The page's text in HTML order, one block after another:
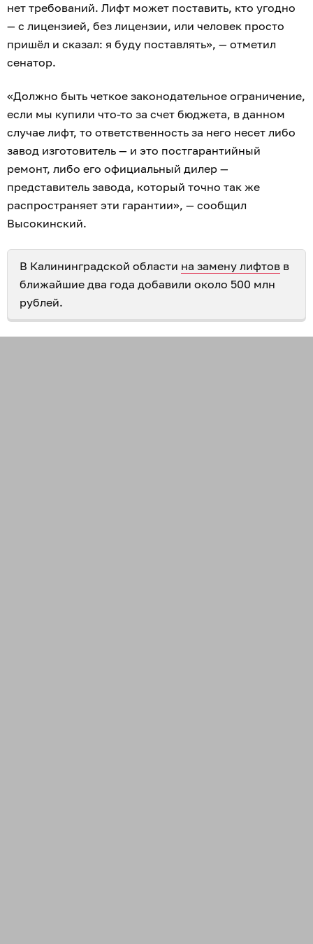
нет требований. Лифт может поставить, кто угодно
— с лицензией, без лицензии, или человек просто
пришёл и сказал: я буду поставлять», — отметил
сенатор.
«Должно быть четкое законодательное ограничение,
если мы купили что-то за счет бюджета, в данном
случае лифт, то ответственность за него несет либо
завод изготовитель — и это постгарантийный
ремонт, либо его официальный дилер —
представитель завода, который точно так же
распространяет эти гарантии», — сообщил
Высокинский.
В Калининградской области на замену лифтов в
ближайшие два года добавили около 500 млн
рублей.